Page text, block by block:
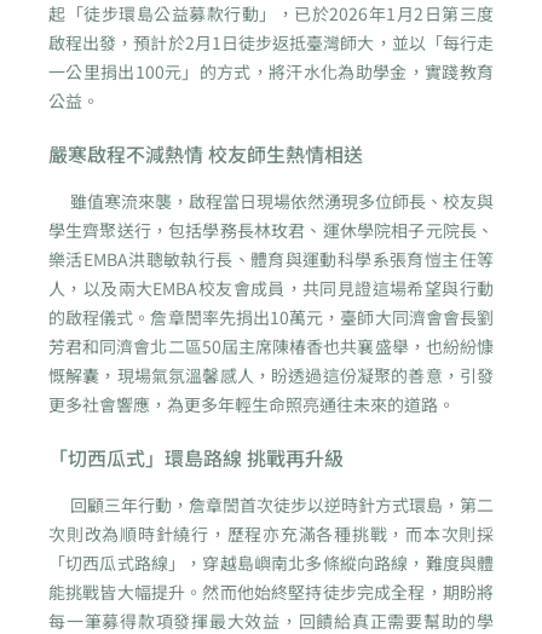
起「徒步環島公益募款行動」，已於2026年1月2日第三度
啟程出發，預計於2月1日徒步返抵臺灣師大，並以「每行走
一公里捐出100元」的方式，將汗水化為助學金，實踐教育
公益。
嚴寒啟程不減熱情 校友師生熱情相送
雖值寒流來襲，啟程當日現場依然湧現多位師長、校友與
學生齊聚送行，包括學務長林玫君、運休學院相子元院長、
樂活EMBA洪聰敏執行長、體育與運動科學系張育愷主任等
人，以及兩大EMBA校友會成員，共同見證這場希望與行動
的啟程儀式。詹章誾率先捐出10萬元，臺師大同濟會會長劉
芳君和同濟會北二區50屆主席陳椿香也共襄盛舉，也紛紛慷
慨解囊，現場氣氛溫馨感人，盼透過這份凝聚的善意，引發
更多社會響應，為更多年輕生命照亮通往未來的道路。
「切西瓜式」環島路線 挑戰再升級
回顧三年行動，詹章誾首次徒步以逆時針方式環島，第二
次則改為順時針繞行，歷程亦充滿各種挑戰，而本次則採
「切西瓜式路線」，穿越島嶼南北多條縱向路線，難度與體
能挑戰皆大幅提升。然而他始終堅持徒步完成全程，期盼將
每一筆募得款項發揮最大效益，回饋給真正需要幫助的學